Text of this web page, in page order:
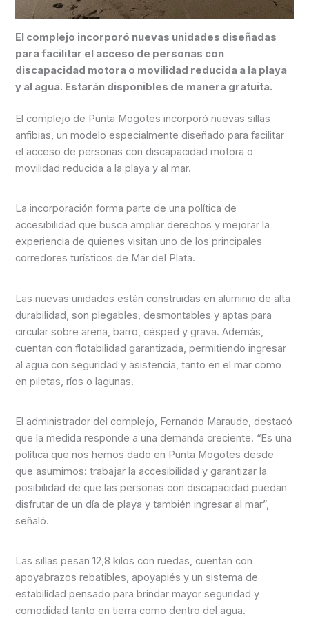
El complejo incorporó nuevas unidades diseñadas
para facilitar el acceso de personas con
discapacidad motora o movilidad reducida a la playa
y al agua. Estarán disponibles de manera gratuita.
El complejo de Punta Mogotes incorporó nuevas sillas
anfibias, un modelo especialmente diseñado para facilitar
el acceso de personas con discapacidad motora o
movilidad reducida a la playa y al mar.
La incorporación forma parte de una política de
accesibilidad que busca ampliar derechos y mejorar la
experiencia de quienes visitan uno de los principales
corredores turísticos de Mar del Plata.
Las nuevas unidades están construidas en aluminio de alta
durabilidad, son plegables, desmontables y aptas para
circular sobre arena, barro, césped y grava. Además,
cuentan con flotabilidad garantizada, permitiendo ingresar
al agua con seguridad y asistencia, tanto en el mar como
en piletas, ríos o lagunas.
El administrador del complejo, Fernando Maraude, destacó
que la medida responde a una demanda creciente. “Es una
política que nos hemos dado en Punta Mogotes desde
que asumimos: trabajar la accesibilidad y garantizar la
posibilidad de que las personas con discapacidad puedan
disfrutar de un día de playa y también ingresar al mar”,
señaló.
Las sillas pesan 12,8 kilos con ruedas, cuentan con
apoyabrazos rebatibles, apoyapiés y un sistema de
estabilidad pensado para brindar mayor seguridad y
comodidad tanto en tierra como dentro del agua.